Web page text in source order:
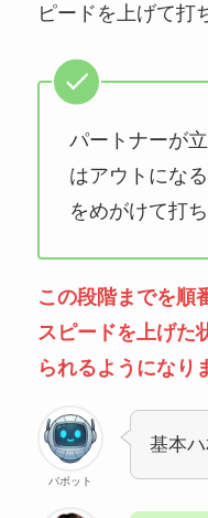
ピードを上げて打
パートナーが
はアウトにな
をめがけて打ち
この段階までを順
スピードを上げた
られるようになり
バボット
基本